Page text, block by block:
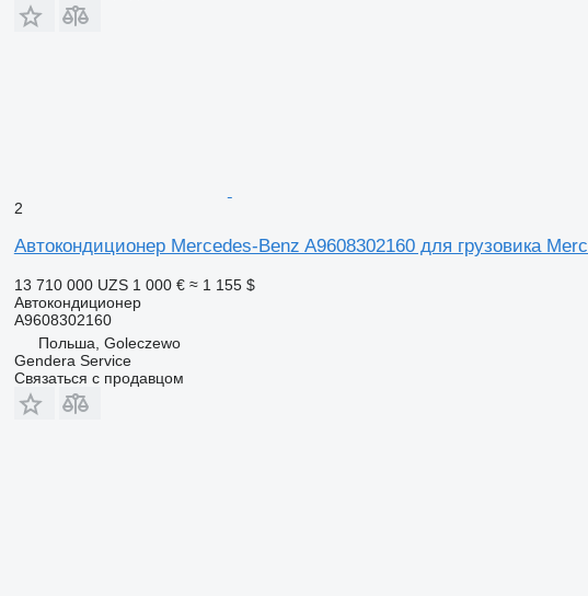
2
Автокондиционер Mercedes-Benz A9608302160 для грузовика
13 710 000 UZS 1 000 € ≈ 1 155 $
Автокондиционер
A9608302160
Польша, Goleczewo
Gendera Service
Связаться с продавцом